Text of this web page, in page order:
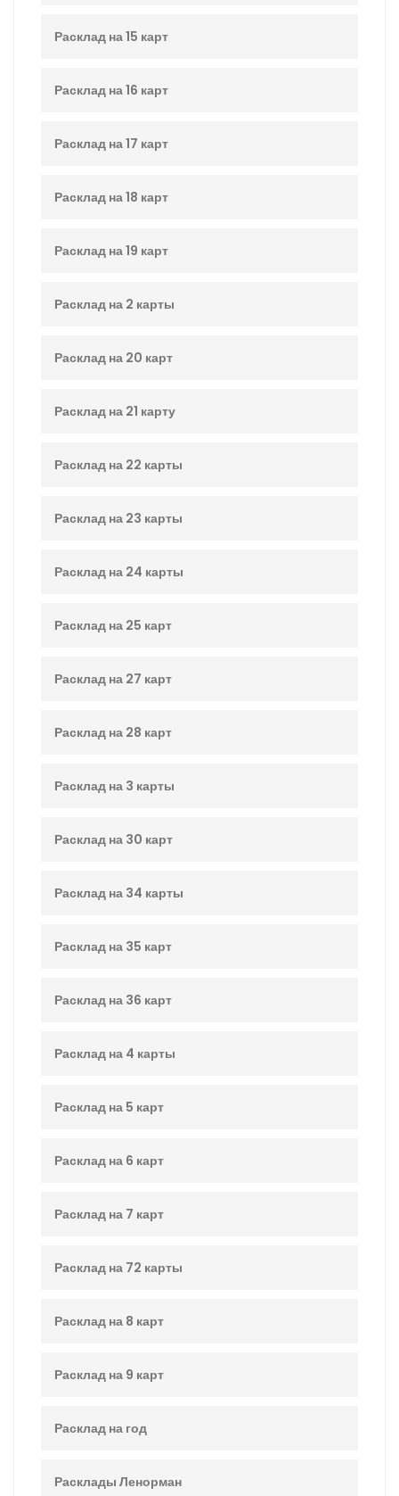
Расклад на 15 карт
Расклад на 16 карт
Расклад на 17 карт
Расклад на 18 карт
Расклад на 19 карт
Расклад на 2 карты
Расклад на 20 карт
Расклад на 21 карту
Расклад на 22 карты
Расклад на 23 карты
Расклад на 24 карты
Расклад на 25 карт
Расклад на 27 карт
Расклад на 28 карт
Расклад на 3 карты
Расклад на 30 карт
Расклад на 34 карты
Расклад на 35 карт
Расклад на 36 карт
Расклад на 4 карты
Расклад на 5 карт
Расклад на 6 карт
Расклад на 7 карт
Расклад на 72 карты
Расклад на 8 карт
Расклад на 9 карт
Расклад на год
Расклады Ленорман